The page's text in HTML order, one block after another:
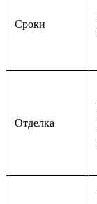
Сроки
Отделка